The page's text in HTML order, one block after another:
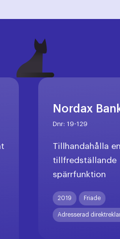
Nordax
Dnr: 19-129
Tillhandahålla en
tillfredställande
spärrfunktion
2019 Friade
Adresserad